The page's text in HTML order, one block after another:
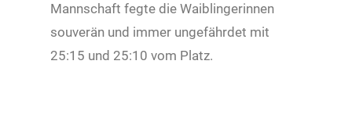
Mannschaft fegte die Waiblingerinnen
souverän und immer ungefährdet mit
25:15 und 25:10 vom Platz.